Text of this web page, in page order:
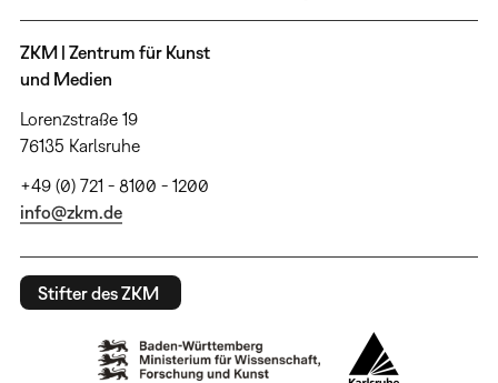
ZKM | Zentrum für Kunst
und Medien
Lorenzstraße 19
76135 Karlsruhe
+49 (0) 721 - 8100 - 1200
info@zkm.de
Stifter des ZKM